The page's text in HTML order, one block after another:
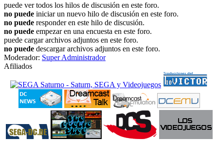
puede ver todos los hilos de discusión en este foro.
no puede iniciar un nuevo hilo de discusión en este foro.
no puede responder en este hilo de discusión.
no puede empezar en una encuesta en este foro.
puede cargar archivos adjuntos en este foro.
no puede descargar archivos adjuntos en este foro.
Moderador: Super Administrador
Afiliados